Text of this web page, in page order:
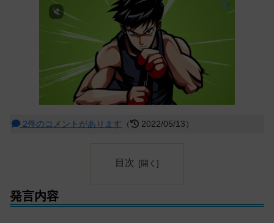
2件のコメントがあります （ 2022/05/13）
目次
発言内容